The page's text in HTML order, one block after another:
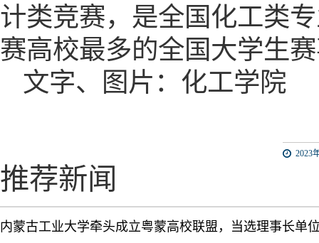
计类竞赛，是全国化工类
赛高校最多的全国大学生
文字、图片：化工学院
2023
推荐新闻
内蒙古工业大学牵头成立粤蒙高校联盟，当选理事长单